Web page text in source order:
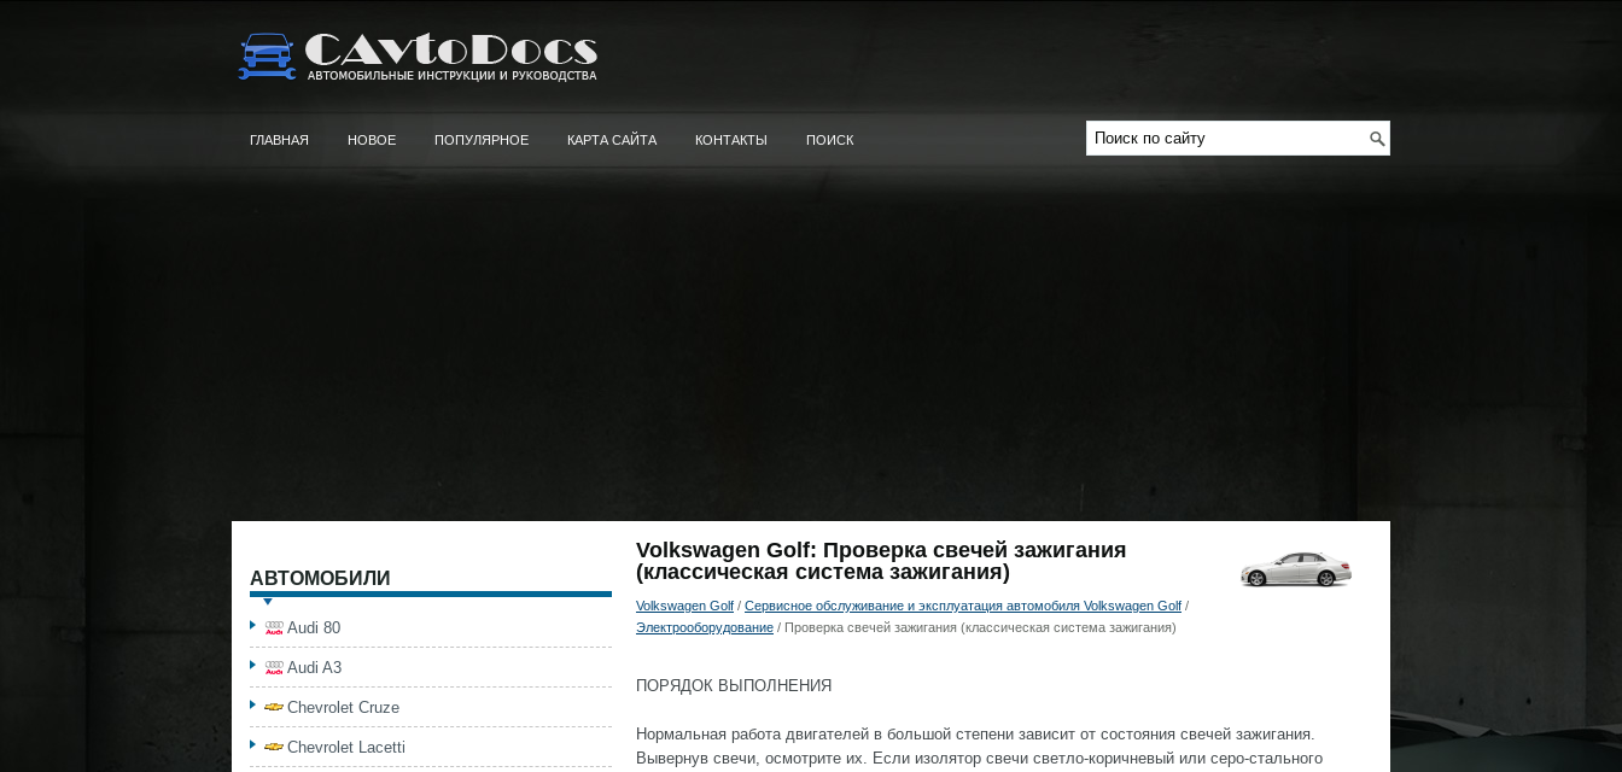
ГЛАВНАЯ НОВОЕ ПОПУЛЯРНОЕ КАРТА САЙТА КОНТАКТЫ ПОИСК
Volkswagen Golf: Проверка свечей зажигания
(классическая система зажигания)
Volkswagen Golf / Сервисное обслуживание и эксплуатация автомобиля Volkswagen Golf /
Электрооборудование / Проверка свечей зажигания (классическая система зажигания)
ПОРЯДОК ВЫПОЛНЕНИЯ
Нормальная работа двигателей в большой степени зависит от состояния свечей зажигания.
Вывернув свечи, осмотрите их. Если изолятор свечи светло-коричневый или серо-стального
АВТОМОБИЛИ
Audi 80
Audi A3
Chevrolet Cruze
Chevrolet Lacetti